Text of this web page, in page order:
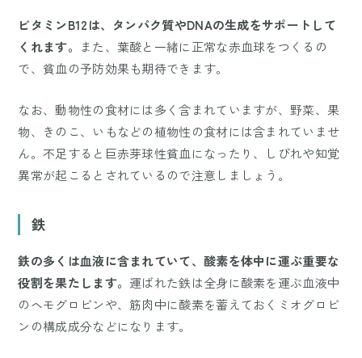
ビタミンB12は、タンパク質やDNAの生成をサポートして
くれます。
また、葉酸と一緒に正常な赤血球をつくるの
で、貧血の予防効果も期待できます。
なお、動物性の食材には多く含まれていますが、野菜、果
物、きのこ、いもなどの植物性の食材には含まれていませ
ん。不足すると巨赤芽球性貧血になったり、しびれや知覚
異常が起こるとされているので注意しましょう。
鉄
鉄の多くは血液に含まれていて、酸素を体中に運ぶ重要な
役割を果たします。 運ばれた鉄は全身に酸素を運ぶ血液中
のヘモグロビンや、筋肉中に酸素を蓄えておくミオグロビ
ンの構成成分などになります。